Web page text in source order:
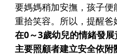
要媽媽稍加安撫，孩子便
重拾笑容。所以，提醒爸
在0～3歲幼兒的情緒發
主要照顧者建立安全依附